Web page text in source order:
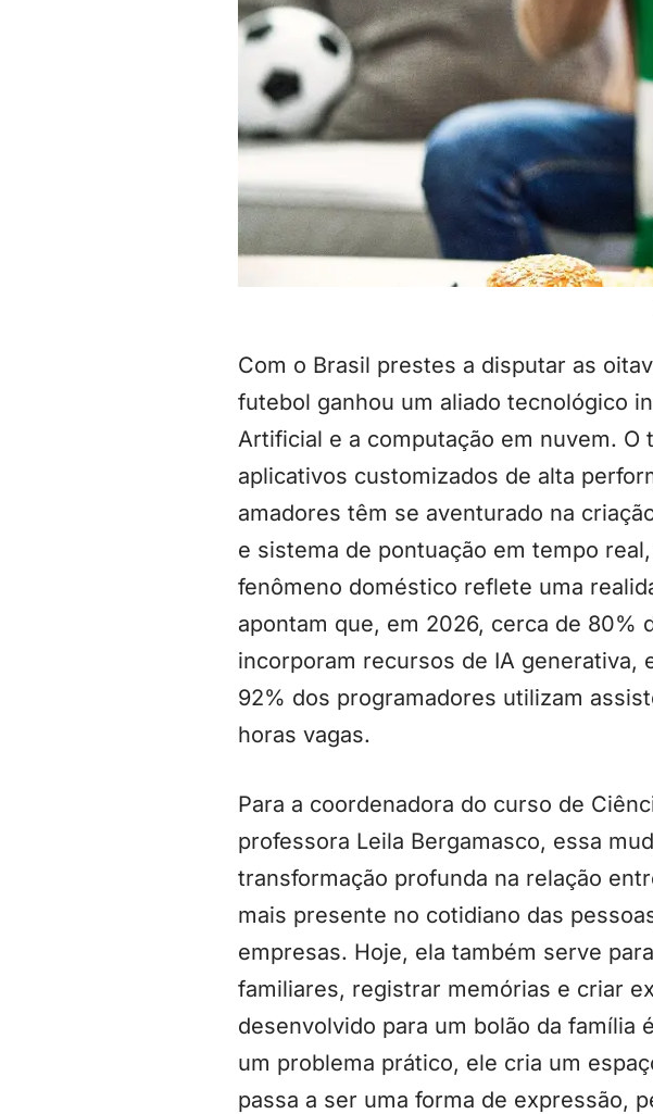
Com o Brasil prestes a disputar as
futebol ganhou um aliado tecnológico
Artificial e a computação em nuvem.
aplicativos customizados de alta
amadores têm se aventurado na
e sistema de pontuação em tempo
fenômeno doméstico reflete uma
apontam que, em 2026, cerca de 80%
incorporam recursos de IA generativa,
92% dos programadores utilizam
horas vagas.
Para a coordenadora do curso de
professora Leila Bergamasco, essa
transformação profunda na relação
mais presente no cotidiano das
empresas. Hoje, ela também serve
familiares, registrar memórias e criar
desenvolvido para um bolão da
um problema prático, ele cria um
passa a ser uma forma de expressão,